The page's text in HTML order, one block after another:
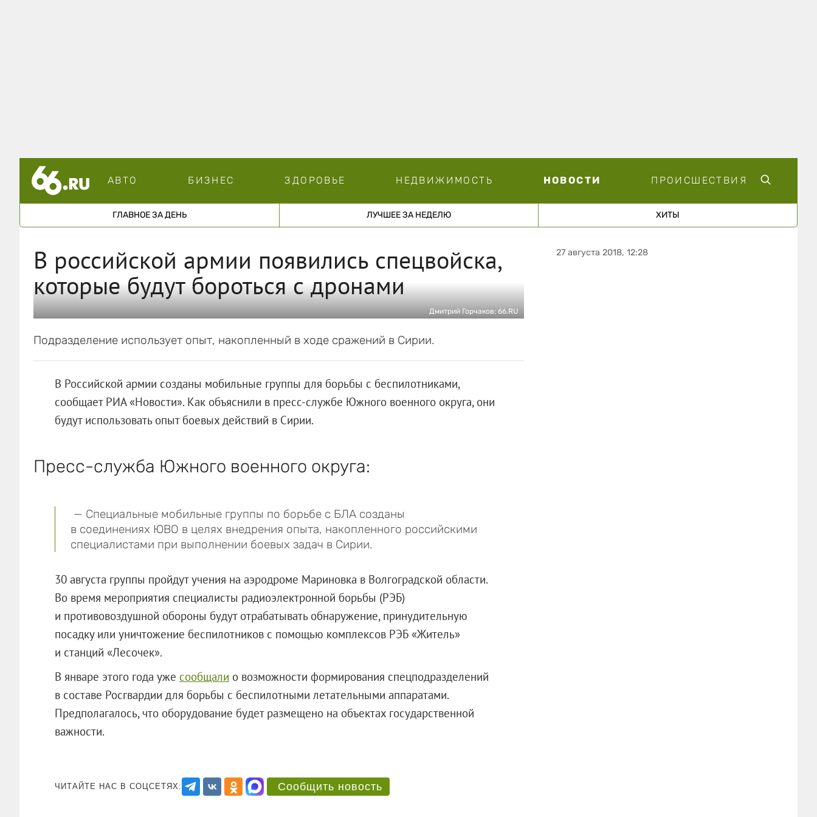
АВТО БИЗНЕС ЗДОРОВЬЕ НЕДВИЖИМОСТЬ НОВОСТИ ПРОИСШЕСТВИЯ
ГЛАВНОЕ ЗА ДЕНЬ ЛУЧШЕЕ ЗА НЕДЕЛЮ ХИТЫ
В российской армии появились спецвойска,
которые будут бороться с дронами
Дмитрий Горчаков; 66.RU
Подразделение использует опыт, накопленный в ходе сражений в Сирии.
В Российской армии созданы мобильные группы для борьбы с беспилотниками,
сообщает РИА «Новости». Как объяснили в пресс-службе Южного военного округа, они
будут использовать опыт боевых действий в Сирии.
Пресс-служба Южного военного округа:
— Специальные мобильные группы по борьбе с БЛА созданы
в соединениях ЮВО в целях внедрения опыта, накопленного российскими
специалистами при выполнении боевых задач в Сирии.
30 августа группы пройдут учения на аэродроме Мариновка в Волгоградской области.
Во время мероприятия специалисты радиоэлектронной борьбы (РЭБ)
и противовоздушной обороны будут отрабатывать обнаружение, принудительную
посадку или уничтожение беспилотников с помощью комплексов РЭБ «Житель»
и станций «Лесочек».
В январе этого года уже сообщали о возможности формирования спецподразделений
в составе Росгвардии для борьбы с беспилотными летательными аппаратами.
Предполагалось, что оборудование будет размещено на объектах государственной
важности.
ЧИТАЙТЕ НАС В СОЦСЕТЯХ: Сообщить новость
27 августа 2018, 12:28